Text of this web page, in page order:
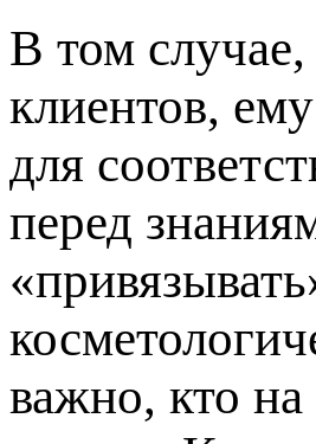
В том случае,
клиентов,
для
перед
важно, кто на